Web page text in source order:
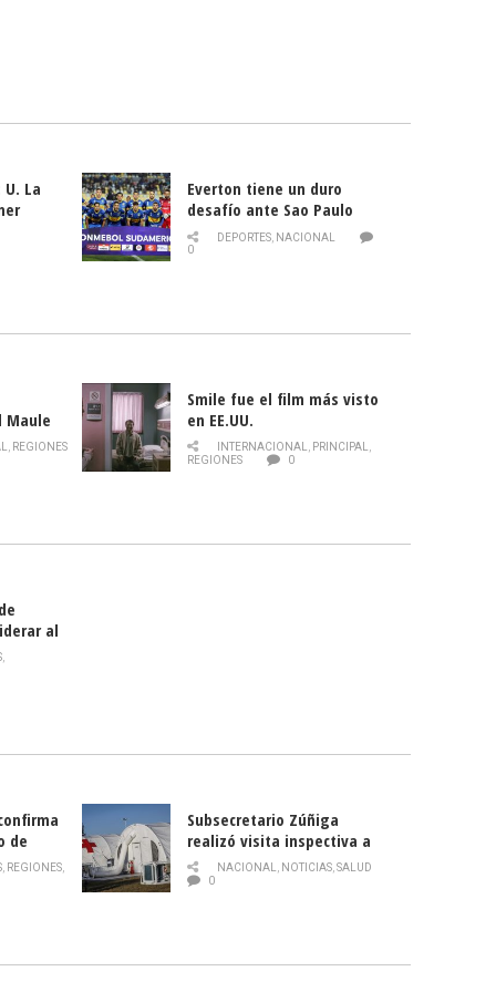
La
Everton tiene un duro
desafío ante Sao Paulo
DEPORTES, NACIONAL
0
Maule
de la
, REGIONES
Smile fue el film más visto
en EE.UU.
INTERNACIONAL, PRINCIPAL,
REGIONES
0
al
,
de
, REGIONES,
Subsecretario Zúñiga
realizó visita inspectiva a
Hospital Modular Sótero del
Río
NACIONAL, NOTICIAS,SALUD
0